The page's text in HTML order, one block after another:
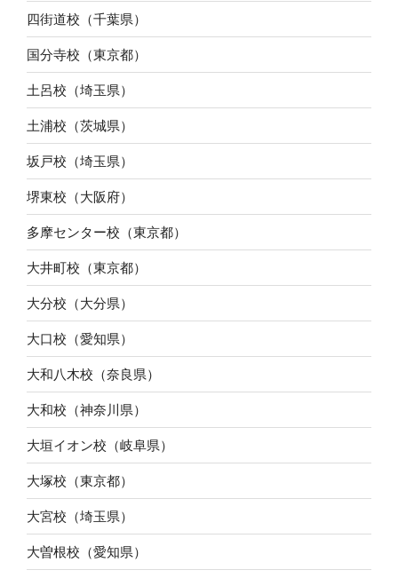
四街道校（千葉県）
国分寺校（東京都）
土呂校（埼玉県）
土浦校（茨城県）
坂戸校（埼玉県）
堺東校（大阪府）
多摩センター校（東京都）
大井町校（東京都）
大分校（大分県）
大口校（愛知県）
大和八木校（奈良県）
大和校（神奈川県）
大垣イオン校（岐阜県）
大塚校（東京都）
大宮校（埼玉県）
大曽根校（愛知県）